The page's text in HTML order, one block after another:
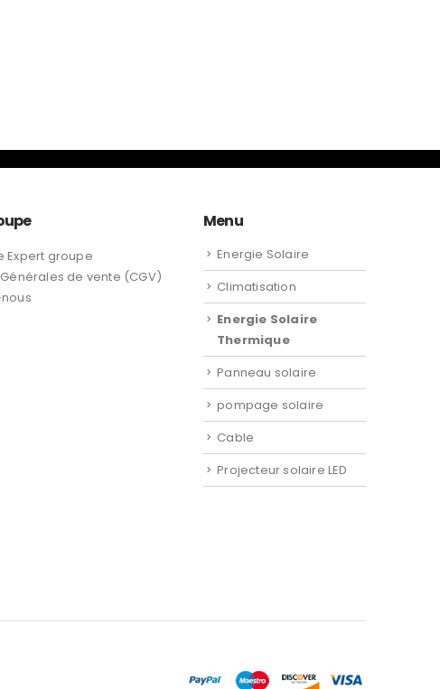
Expert groupe
de vente (CGV)
Menu
Energie Solaire
Climatisation
Energie Solaire
Thermique
Panneau solaire
pompage solaire
Cable
Projecteur solaire LED